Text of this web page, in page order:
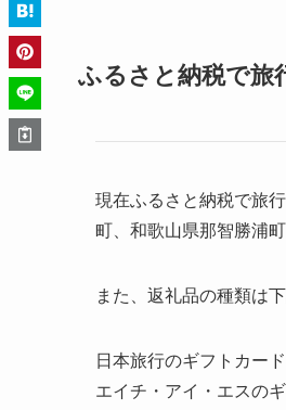
ふるさと納税で旅
現在ふるさと納税で旅
町、和歌山県那智勝浦
また、返礼品の種類は
日本旅行のギフトカード
エイチ・アイ・エスの